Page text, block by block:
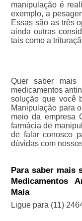
manipulação é
exemplo, a
Essas são as três
ainda outras
tais como a
Quer saber mais
medicamentos
solução que você
Manipulação para
meio da empresa
farmácia de
de falar conosco
dúvidas com
Para saber mais
Medicamentos
Maia
Ligue para (11)